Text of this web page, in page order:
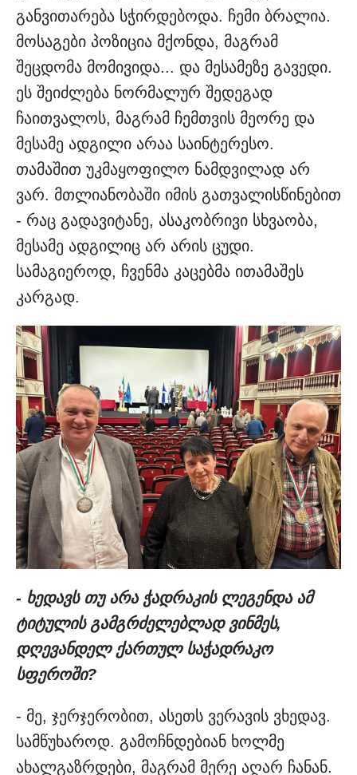
განვითარება სჭირდებოდა. ჩემი ბრალია.
მოსაგები პოზიცია მქონდა, მაგრამ
შეცდომა მომივიდა... და მესამეზე გავედი.
ეს შეიძლება ნორმალურ შედეგად
ჩაითვალოს, მაგრამ ჩემთვის მეორე და
მესამე ადგილი არაა საინტერესო.
თამაშით უკმაყოფილო ნამდვილად არ
ვარ. მთლიანობაში იმის გათვალისწინებით
- რაც გადავიტანე, ასაკობრივი სხვაობა,
მესამე ადგილიც არ არის ცუდი.
სამაგიეროდ, ჩვენმა კაცებმა ითამაშეს
კარგად.
- ხედავს თუ არა ჭადრაკის ლეგენდა ამ
ტიტულის გამგრძელებლად ვინმეს,
დღევანდელ ქართულ საჭადრაკო
სფეროში?
- მე, ჯერჯერობით, ასეთს ვერავის ვხედავ.
სამწუხაროდ. გამოჩნდებიან ხოლმე
ახალგაზრდები, მაგრამ მერე აღარ ჩანან.